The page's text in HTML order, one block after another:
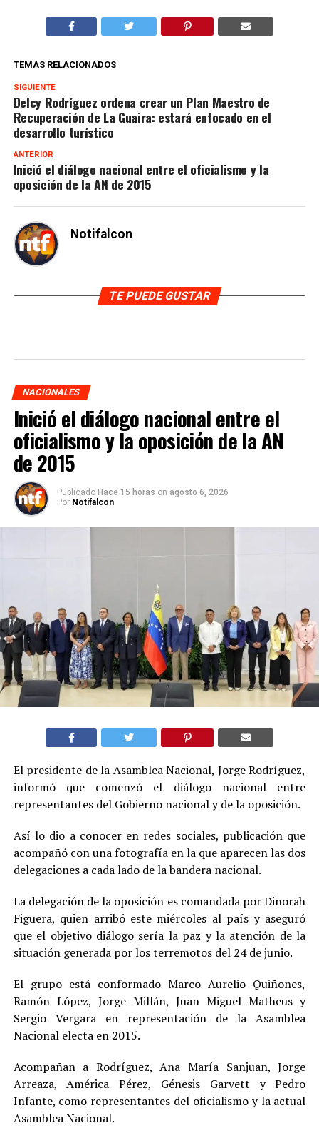
TEMAS RELACIONADOS
SIGUIENTE
Delcy Rodríguez ordena crear un Plan Maestro de
Recuperación de La Guaira: estará enfocado en el
desarrollo turístico
ANTERIOR
Inició el diálogo nacional entre el oficialismo y la
oposición de la AN de 2015
Notifalcon
TE PUEDE GUSTAR
NACIONALES
Inició el diálogo nacional entre el
oficialismo y la oposición de la AN
de 2015
Publicado Hace 15 horas on agosto 6, 2026
Por Notifalcon
El presidente de la Asamblea Nacional, Jorge Rodríguez,
informó que comenzó el diálogo nacional entre
representantes del Gobierno nacional y de la oposición.
Así lo dio a conocer en redes sociales, publicación que
acompañó con una fotografía en la que aparecen las dos
delegaciones a cada lado de la bandera nacional.
La delegación de la oposición es comandada por Dinorah
Figuera, quien arribó este miércoles al país y aseguró
que el objetivo diálogo sería la paz y la atención de la
situación generada por los terremotos del 24 de junio.
El grupo está conformado Marco Aurelio Quiñones,
Ramón López, Jorge Millán, Juan Miguel Matheus y
Sergio Vergara en representación de la Asamblea
Nacional electa en 2015.
Acompañan a Rodríguez, Ana María Sanjuan, Jorge
Arreaza, América Pérez, Génesis Garvett y Pedro
Infante, como representantes del oficialismo y la actual
Asamblea Nacional.